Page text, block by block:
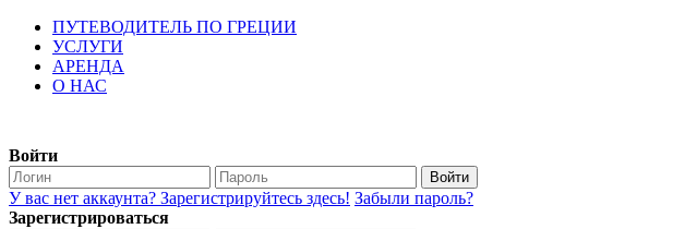
ПУТЕВОДИТЕЛЬ ПО ГРЕЦИИ
УСЛУГИ
АРЕНДА
О НАС
Войти
Войти
У вас нет аккаунта? Зарегистрируйтесь здесь! Забыли пароль?
Зарегистрироваться